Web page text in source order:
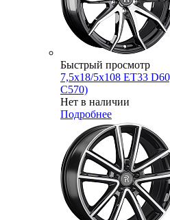
Быстрый просмотр
7,5x18/5x108 ET33
C570)
Нет в наличии
Подробнее